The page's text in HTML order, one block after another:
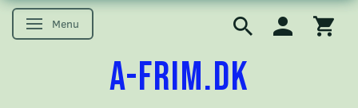
Skifte navigation
Menu
A-FRIM.DK